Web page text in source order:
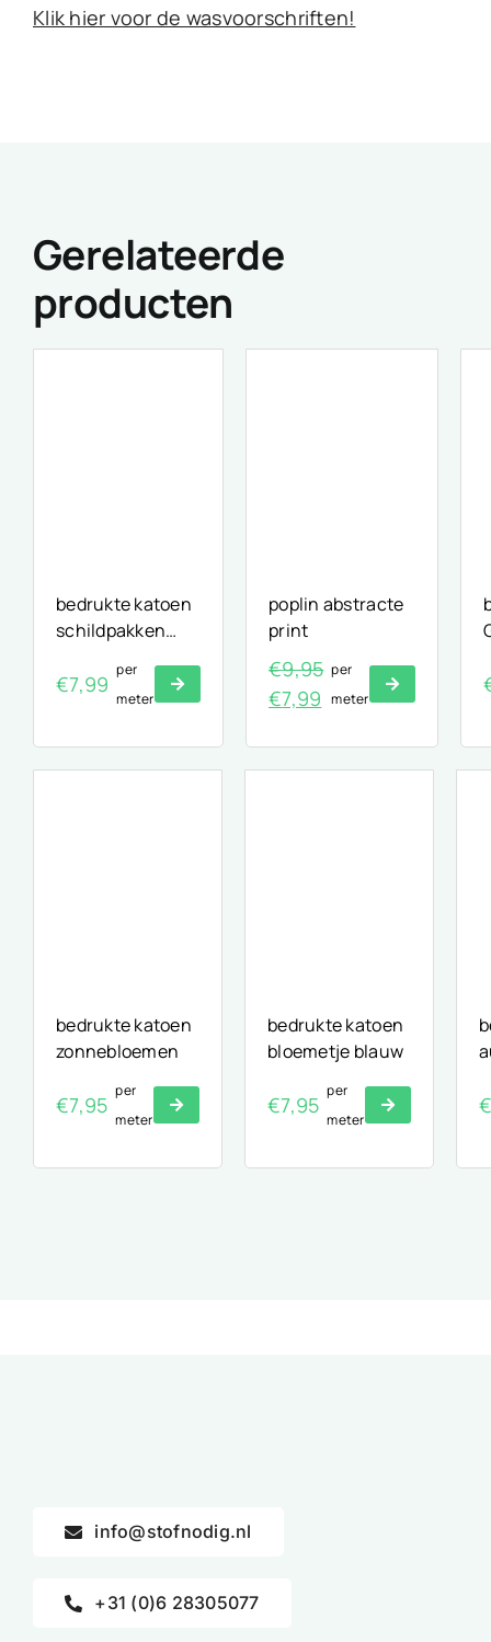
Klik hier voor de wasvoorschriften!
Gerelateerde
producten
bedrukte katoen
schildpakken
€7,99
per
meter
poplin abstracte
print
€9,95
Oorspronkelijke
was:
€7,99 Huidige
is:
per
meter
bedrukte katoen
zonnebloemen
€7,95
per
meter
bedrukte katoen
bloemetje blauw
€7,95
per
meter
info@stofnodig.nl
+31 (0)6 28305077